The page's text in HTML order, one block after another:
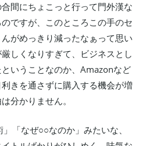
間にちょこっと行って門外漢な
ですが、このところこの手のセ
がめっきり減ったなぁって思い
しくなりすぎて、ビジネスとし
いうことなのか、Amazonなど
きを通さずに購入する機会が増
分かりません。
「なぜ○○なのか」みたいな、